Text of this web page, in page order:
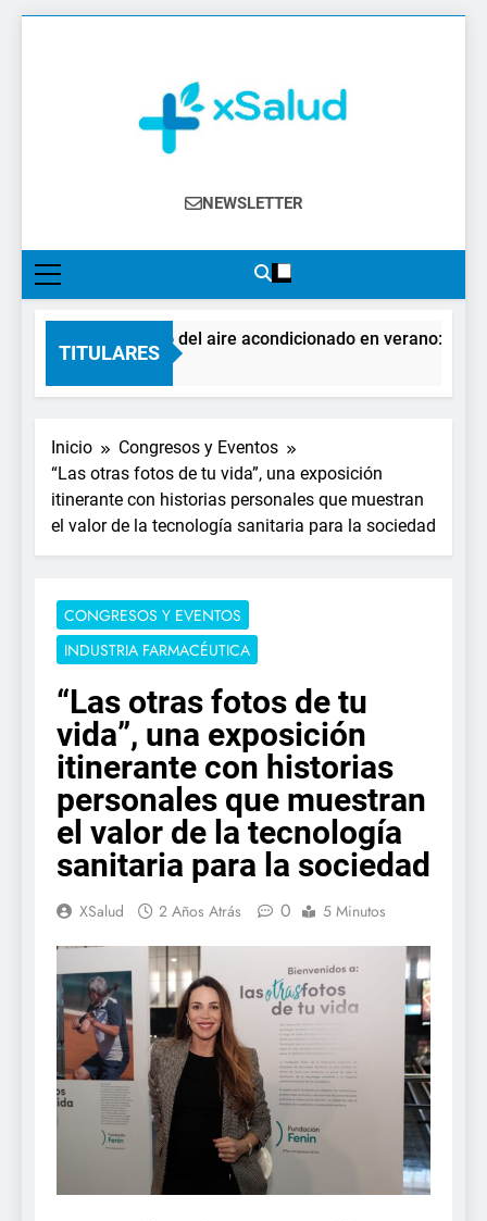
XSalud
Noticias Del Sector Salud. Congresos Y
Farmacéutica, Atención Primaria,
Especialistas, Farmacia, Etc…
NEWSLETTER
TITULARES
El impacto del aire acondicionado en verano:
1 Día Atrás
Inicio
Congresos y Eventos
“Las otras fotos de tu vida”, una exposición
itinerante con historias personales que muestran
el valor de la tecnología sanitaria para la sociedad
CONGRESOS Y EVENTOS
INDUSTRIA FARMACÉUTICA
“Las otras fotos de tu
vida”, una exposición
itinerante con historias
personales que muestran
el valor de la tecnología
sanitaria para la sociedad
XSalud 2 Años Atrás 0 5 Minutos